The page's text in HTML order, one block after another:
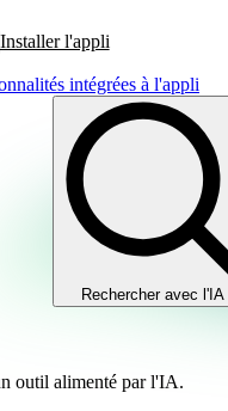
Installer l'appli
intégrées à l'appli
Rechercher avec l'IA
outil alimenté par l'IA.